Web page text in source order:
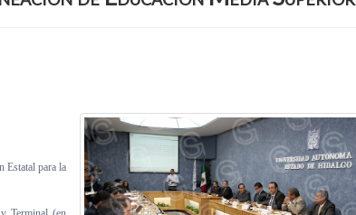
Estatal para la